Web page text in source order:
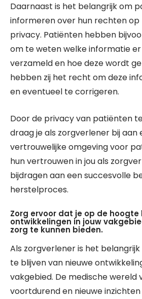
Daarnaast is het belangrijk om
informeren over hun rechten op
privacy. Patiënten hebben
om te weten welke informatie
verzameld en hoe deze wordt
hebben zij het recht om deze
en eventueel te corrigeren.
Door de privacy van patiënten
draag je als zorgverlener bij aan
vertrouwelijke omgeving voor
hun vertrouwen in jou als
bijdragen aan een succesvolle
herstelproces.
Zorg ervoor dat je op de
ontwikkelingen in jouw
zorg te kunnen bieden.
Als zorgverlener is het
te blijven van nieuwe
vakgebied. De medische wereld
voortdurend en nieuwe